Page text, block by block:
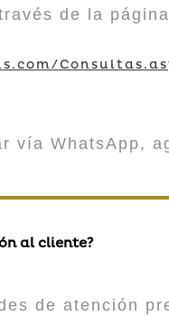
de la
vía WhatsApp,
al cliente?
de atención